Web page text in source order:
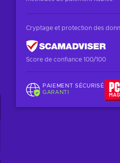
Cryptage et protection des
Score de confiance 100/100
PAIEMENT SÉCURISÉ
GARANTI